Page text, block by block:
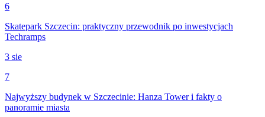
6
Skatepark Szczecin: praktyczny przewodnik po inwestycjach
Techramps
3 sie
7
Najwyższy budynek w Szczecinie: Hanza Tower i fakty o
panoramie miasta